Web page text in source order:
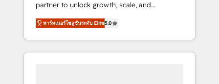
platform accreditations and deep HIPAA-
compliance expertise. - A team of 250+
experts dedicated to your resilient growth.
partner to unlock growth, scale, and
transformation. We help companies activate
HubSpot’s AI-powered customer platform
and operationalize HubSpot’s Loop
Marketing framework through expert-led
พาร์ทเนอร์โซลูชันระดับ Elite5.0